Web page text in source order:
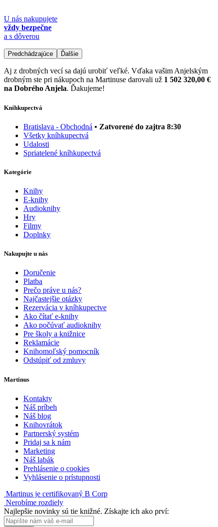
U nás nakupujete
vždy bezpečne
a s dôverou
Predchádzajúce Ďalšie
Aj z drobných vecí sa dajú urobiť veľké. Vďaka vašim Anjelským
drobným ste pri nákupoch na Martinuse darovali už 1 502 320,00 €
na Dobrého Anjela. Ďakujeme!
Kníhkupectvá
Bratislava - Obchodná • Zatvorené do zajtra 8:30
Všetky kníhkupectvá
Udalosti
Spriatelené kníhkupectvá
Kategórie
Knihy
E-knihy
Audioknihy
Hry
Filmy
Doplnky
Nakupujte u nás
Doručenie
Platba
Prečo práve u nás?
Najčastejšie otázky
Rezervácia v kníhkupectve
Ako čítať e-knihy
Ako počúvať audioknihy
Pre školy a knižnice
Reklamácie
Knihomoľský pomocník
Odstúpiť od zmluvy
Martinus
Kontakty
Náš príbeh
Náš blog
Knihovrátok
Partnerský systém
Pridaj sa k nám
Marketing
Náš labák
Prehlásenie o cookies
Vyhlásenie o prístupnosti
Martinus je certifikovaný B Corp
Nerobíme rozdiely
Najlepšie novinky sú tie knižné. Získajte ich ako prví: